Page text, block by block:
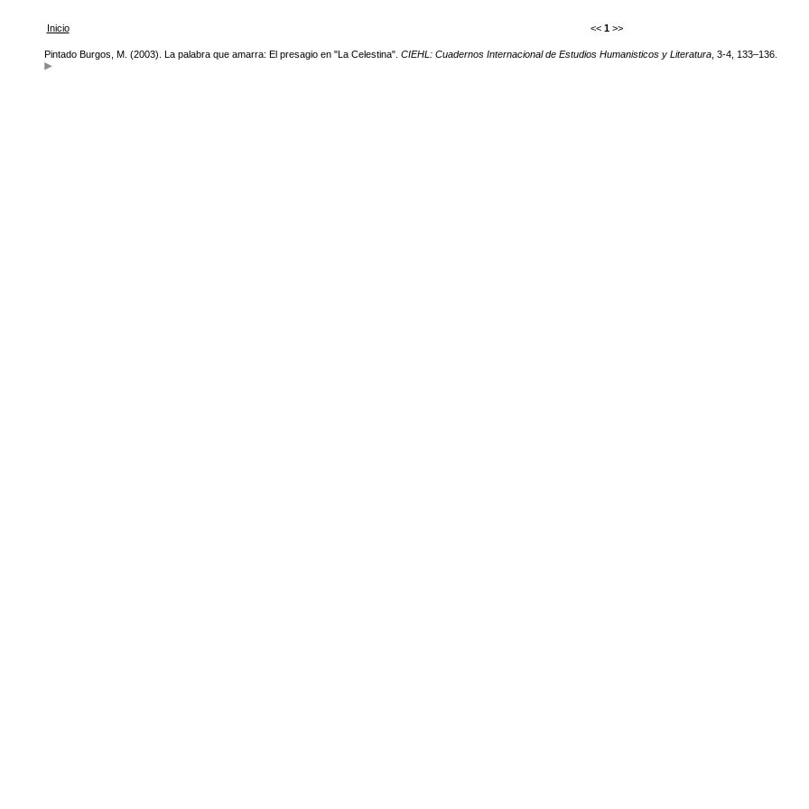
Inicio << 1 >>
Pintado Burgos, M. (2003). La palabra que amarra: El presagio en "La Celestina". CIEHL: Cuadernos Internacional de Estudios Humanisticos y Literatura, 3-4, 133–136.